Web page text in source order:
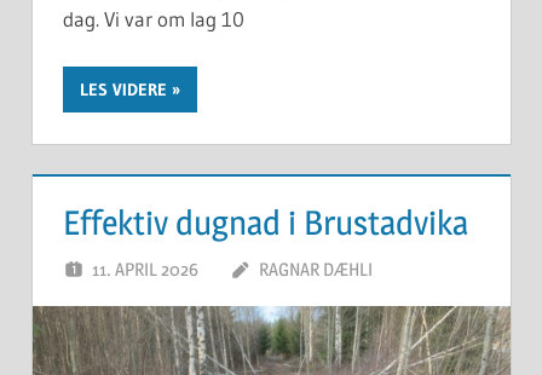
dag. Vi var om lag 10
LES VIDERE
Effektiv dugnad i Brustadvika
11. APRIL 2026 RAGNAR DÆHLI